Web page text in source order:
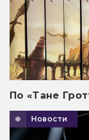
По «Тане
Новости